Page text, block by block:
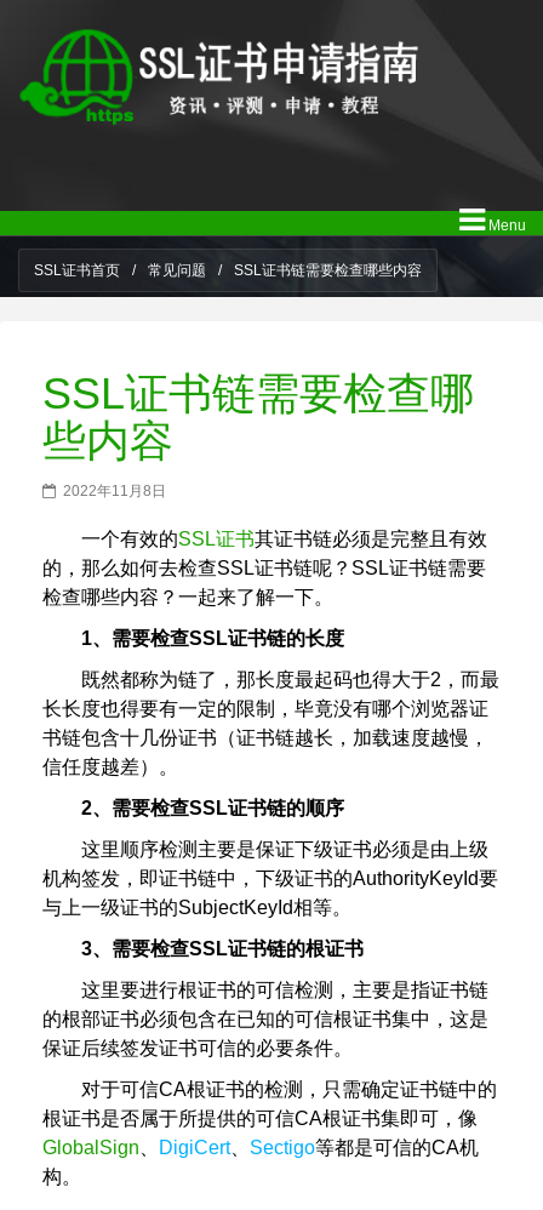
Menu
SSL证书首页 / 常见问题 / SSL证书链需要检查哪些内容
SSL证书链需要检查哪
些内容
2022年11月8日
一个有效的SSL证书其证书链必须是完整且有效
的，那么如何去检查SSL证书链呢？SSL证书链需要
检查哪些内容？一起来了解一下。
1、需要检查SSL证书链的长度
既然都称为链了，那长度最起码也得大于2，而最
长长度也得要有一定的限制，毕竟没有哪个浏览器证
书链包含十几份证书（证书链越长，加载速度越慢，
信任度越差）。
2、需要检查SSL证书链的顺序
这里顺序检测主要是保证下级证书必须是由上级
机构签发，即证书链中，下级证书的AuthorityKeyId要
与上一级证书的SubjectKeyId相等。
3、需要检查SSL证书链的根证书
这里要进行根证书的可信检测，主要是指证书链
的根部证书必须包含在已知的可信根证书集中，这是
保证后续签发证书可信的必要条件。
对于可信CA根证书的检测，只需确定证书链中的
根证书是否属于所提供的可信CA根证书集即可，像
GlobalSign
DigiCert、 Sectigo等都是可信的CA机
构。